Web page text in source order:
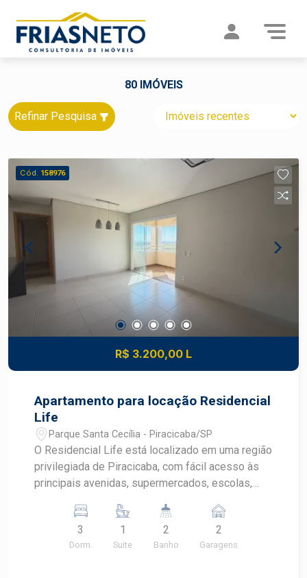
80 IMÓVEIS
Refinar Pesquisa
Cód. 158976
R$ 3.200,00 L
Apartamento para locação Residencial
Life
Parque Santa Cecília - Piracicaba/SP
O Residencial Life está localizado em uma região
privilegiada de Piracicaba, com fácil acesso às
principais avenidas, supermercados, escolas,
qualidade de vida para toda a família.
Características do imóvel: Apartamento para
locação 3 dormitórios, sendo 1 suíte Suíte com
3
Dorm.
1
Suite
2
Banho
2
Garagens